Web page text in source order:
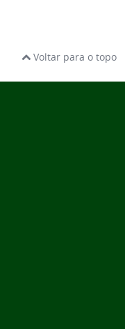
Voltar para o topo